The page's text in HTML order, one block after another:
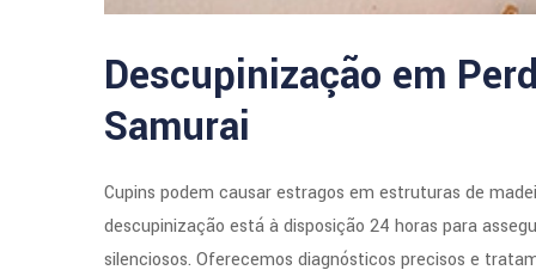
Descupinização em
Samurai
Cupins podem causar estragos em estruturas de
descupinização está à disposição 24 horas para
silenciosos. Oferecemos diagnósticos precisos e